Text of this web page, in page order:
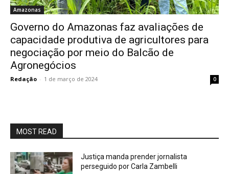
Amazonas
Governo do Amazonas faz avaliações de
capacidade produtiva de agricultores para
negociação por meio do Balcão de
Agronegócios
Redação - 1 de março de 2024 0
MOST READ
Justiça manda prender jornalista
perseguido por Carla Zambelli